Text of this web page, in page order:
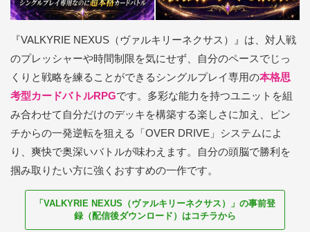
『VALKYRIE NEXUS（ヴァルキリーネクサス）』は、対人戦
のプレッシャーや時間制限を気にせず、自分のペースでじっ
くりと戦略を練ることができるシングルプレイ専用の本格思
考型カードバトルRPGです。多彩な能力を持つユニットを組
み合わせて自分だけのデッキを構築する楽しさに加え、ピン
チからの一発逆転を狙える「OVER DRIVE」システムによ
り、爽快で奥深いバトルが味わえます。自分の頭脳で勝利を
掴み取りたい方に強くおすすめの一作です。
「VALKYRIE NEXUS（ヴァルキリーネクサス）」の事前登
録（配信後ダウンロード）はコチラから